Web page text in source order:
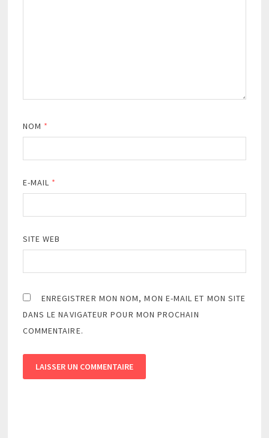
NOM *
E-MAIL *
SITE WEB
ENREGISTRER MON NOM, MON E-MAIL ET MON SITE
DANS LE NAVIGATEUR POUR MON PROCHAIN
COMMENTAIRE.